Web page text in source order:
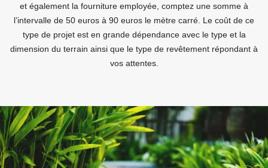
et également la fourniture employée, comptez une somme à
l’intervalle de 50 euros à 90 euros le mètre carré. Le coût de ce
type de projet est en grande dépendance avec le type et la
dimension du terrain ainsi que le type de revêtement répondant à
vos attentes.